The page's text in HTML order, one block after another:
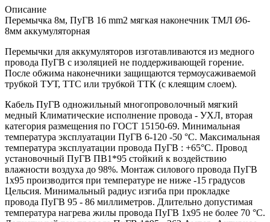
Описание
Перемычка 8м, ПуГВ 16 mm2 мягкая наконечник ТМЛ Ø6-
8мм аккумуляторная
Перемычки для аккумуляторов изготавливаются из медного
провода ПуГВ с изоляцией не поддерживающей горение.
После обжима наконечники защищаются термоусаживаемой
трубкой ТУТ, ТТС или трубкой ТТК (с клеящим слоем).
Кабель ПуГВ одножильный многопроволочный мягкий
медный Климатические исполнение провода - УХЛ, вторая
категория размещения по ГОСТ 15150-69. Минимальная
температура эксплуатации ПуГВ 6-120 -50 °С. Максимальная
температура эксплуатации провода ПуГВ : +65°С. Провод
установочный ПуГВ ПВ1*95 стойкий к воздействию
влажности воздуха до 98%. Монтаж силового провода ПуГВ
1х95 производится при температуре не ниже -15 градусов
Цельсия. Минимальный радиус изгиба при прокладке
провода ПуГВ 95 - 86 миллиметров. Длительно допустимая
температура нагрева жилы провода ПуГВ 1х95 не более 70 °С.